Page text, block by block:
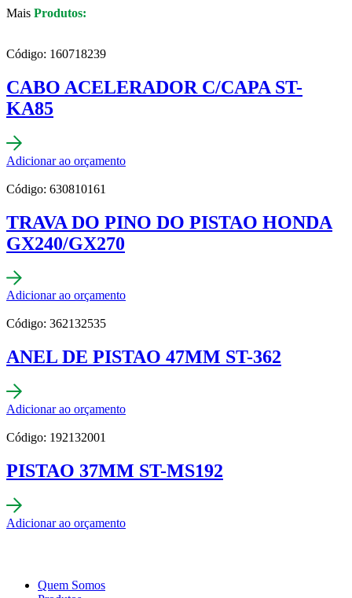
Mais Produtos:
Código: 160718239
CABO ACELERADOR C/CAPA ST-
KA85
Adicionar ao orçamento
Código: 630810161
TRAVA DO PINO DO PISTAO HONDA
GX240/GX270
Adicionar ao orçamento
Código: 362132535
ANEL DE PISTAO 47MM ST-362
Adicionar ao orçamento
Código: 192132001
PISTAO 37MM ST-MS192
Adicionar ao orçamento
Quem Somos